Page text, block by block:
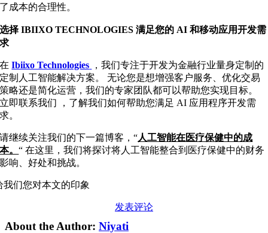
了成本的合理性。
选择 IBIIXO TECHNOLOGIES 满足您的 AI 和移动应用开发需
求
在Ibiixo Technologies
，我们专注于开发为金融行业量身定制的
定制人工智能解决方案。 无论您是想增强客户服务、优化交易
策略还是简化运营，我们的专家团队都可以帮助您实现目标。
立即联系我们 ，了解我们如何帮助您满足 AI 应用程序开发需
求。
请继续关注我们的下一篇博客，“人工智能在医疗保健中的成
本。“在这里，我们将探讨将人工智能整合到医疗保健中的财务
影响、好处和挑战。
我们您对本文的印象
发表评论
About the Author: Niyati